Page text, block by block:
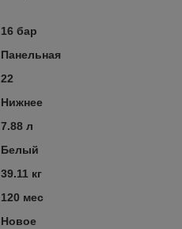
16 бар
Панельная
22
Нижнее
7.88 л
Белый
39.11 кг
120 мес
Новое